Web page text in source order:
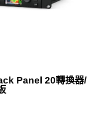
Panel 20轉換器/